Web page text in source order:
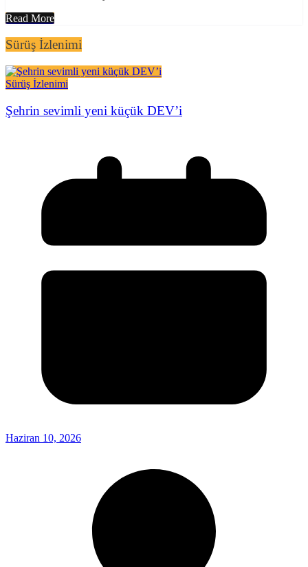
Read More
Sürüş İzlenimi
Sürüş İzlenimi
Şehrin sevimli yeni küçük DEV’i
Haziran 10, 2026